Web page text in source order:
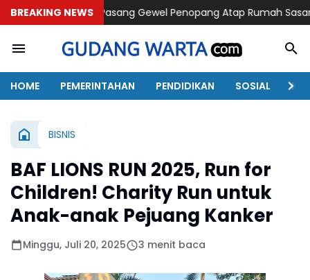
BREAKING NEWS
Gewel Penopang Atap Rumah Sasaran Rehab RTLH
HOME PEMERINTAHAN PENDIDIKAN SOSIAL
BISNIS
BAF LIONS RUN 2025, Run for
Children! Charity Run untuk
Anak-anak Pejuang Kanker
Minggu, Juli 20, 2025 3 menit baca